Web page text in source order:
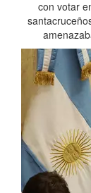
con votar